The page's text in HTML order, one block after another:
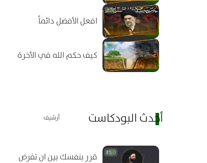
افعل الأفضل دائماً
كيف حكم الله في الأخرة
أحدث البودكاست أرشيف
قرر بنفسك بين ان تفرض